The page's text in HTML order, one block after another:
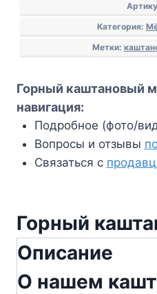
Категория:
Метки:
Горный каштановый
навигация:
Подробное (фото/
Вопросы и отзывы
Связаться с
Горный
Описание
О нашем